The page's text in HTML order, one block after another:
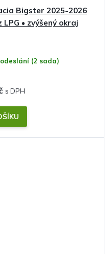
Bigster 2025-2026
• zvýšený okraj
odeslání (2 sada)